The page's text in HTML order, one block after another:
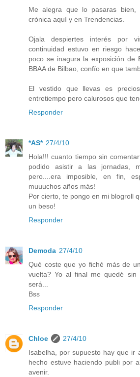
Me alegra que lo pasaras
crónica aquí y en Trendencias.
Ojala despiertes interés por
continuidad estuvo en riesgo
poco se inagura la exposición de
BBAA de Bilbao, confío en que
El vestido que llevas es
entretiempo pero calurosos que
Responder
*AS* 27/4/10
Hola!!! cuanto tiempo sin
podido asistir a las jornadas,
pero....era imposible, en fin,
muuuchos años más!
Por cierto, te pongo en mi blogroll
un beso!
Responder
Demoda 27/4/10
Qué coste que yo fiché más de
vuelta? Yo al final me quedé
será...
Bss
Responder
Chloe
27/4/10
Isabelha, por supuesto hay que ir
hecho estuve haciendo publi por
avenir.